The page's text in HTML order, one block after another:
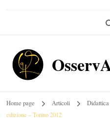
Home page Articoli Didattica
edizione – Torino 2012